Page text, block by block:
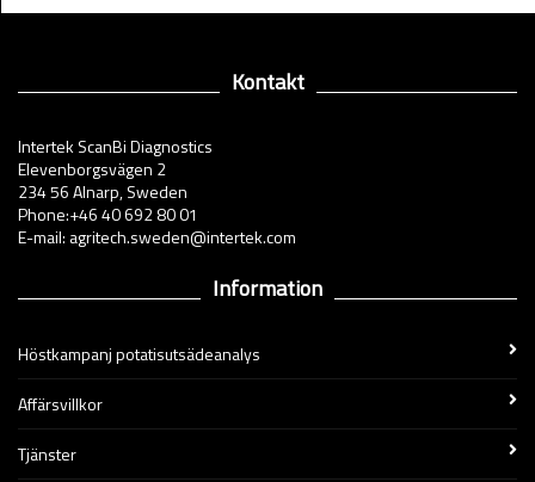
Kontakt
Intertek ScanBi Diagnostics
Elevenborgsvägen 2
234 56 Alnarp, Sweden
Phone:+46 40 692 80 01
E-mail: agritech.sweden@intertek.com
Information
Höstkampanj potatisutsädeanalys
Affärsvillkor
Tjänster